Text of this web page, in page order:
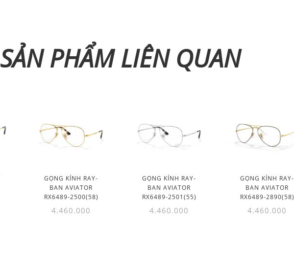
SẢN PHẨM LIÊN QUAN
GỌNG KÍNH RAY-
BAN AVIATOR
RX6489-2500(58)
4.460.000
GỌNG KÍNH RAY-
BAN AVIATOR
RX6489-2501(55)
4.460.000
GỌNG KÍNH RAY-
BAN AVIATOR
RX6489-2890(58)
4.460.000